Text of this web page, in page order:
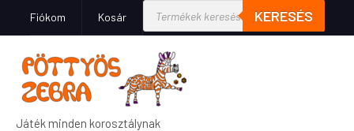
Fiókom Kosár KERESÉS
Játék minden korosztálynak